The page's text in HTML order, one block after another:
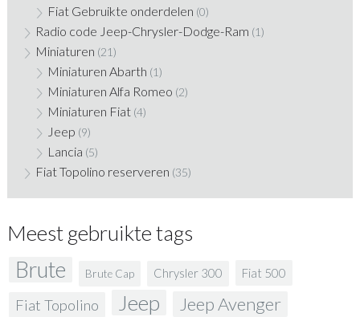
Fiat Gebruikte onderdelen (0)
Radio code Jeep-Chrysler-Dodge-Ram (1)
Miniaturen (21)
Miniaturen Abarth (1)
Miniaturen Alfa Romeo (2)
Miniaturen Fiat (4)
Jeep (9)
Lancia (5)
Fiat Topolino reserveren (35)
Meest gebruikte tags
Brute Brute Cap Chrysler 300 Fiat 500
Fiat Topolino Jeep Jeep Avenger